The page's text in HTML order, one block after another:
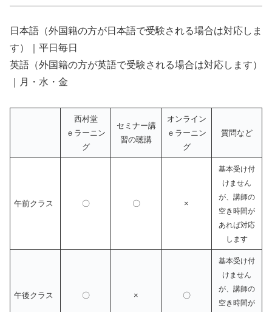
日本語（外国籍の方が日本語で受験される場合は対応しま
す）｜平日毎日
英語（外国籍の方が英語で受験される場合は対応します）
｜月・水・金
西村堂
ｅラーニン
グ
セミナー講
習の聴講
オンライン
ｅラーニン
グ
質問など
午前クラス 〇 〇 ×
基本受け付
けません
が、講師の
空き時間が
あれば対応
します
午後クラス 〇 × 〇
基本受け付
けません
が、講師の
空き時間が